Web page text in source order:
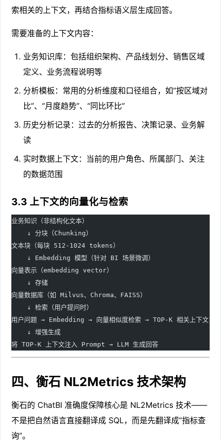
索相关的上下文，再结合指标语义层生成回答。
需要准备的上下文内容：
业务知识库：包括组织架构、产品线划分、销售区域
定义、业务流程说明等
分析模板：常用的分析维度和口径组合，如”按区域对
比”、“月度趋势”、“同比环比”
历史分析记录：过去的分析报告、决策记录、业务解
读
实时数据上下文：当前的用户角色、所属部门、关注
的数据范围
3.3 上下文的向量化与检索
业务知识（非结构化文本）
    ↓ 分块（Chunking）
文本块（每块 512-1024 tokens）
    ↓ Embedding 模型（针对 BI 场景微调）
向量表示（embedding vector）
    ↓ 存储
向量数据库（如 Milvus、Chroma、FAISS）
    ↓ 检索（用户提问时）
用户问题 → Embedding → 向量相似度检索 → TOP-K 相关上下文
    ↓ 增强生成
将 TOP-K 上下文注入 Prompt → LLM 生成回答
四、衡石 NL2Metrics 技术架构
衡石的 ChatBI 准确度保障核心是 NL2Metrics 技术——
不是把自然语言直接翻译成 SQL，而是先翻译成”指标查
询”。